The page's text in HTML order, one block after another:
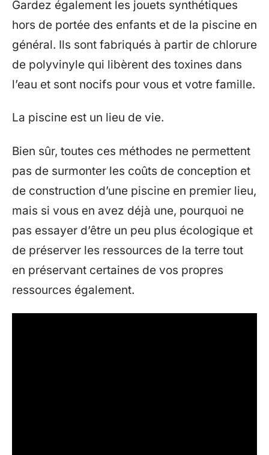
Gardez également les jouets synthétiques
hors de portée des enfants et de la piscine en
général. Ils sont fabriqués à partir de chlorure
de polyvinyle qui libèrent des toxines dans
l’eau et sont nocifs pour vous et votre famille.
La piscine est un lieu de vie.
Bien sûr, toutes ces méthodes ne permettent
pas de surmonter les coûts de conception et
de construction d’une piscine en premier lieu,
mais si vous en avez déjà une, pourquoi ne
pas essayer d’être un peu plus écologique et
de préserver les ressources de la terre tout
en préservant certaines de vos propres
ressources également.